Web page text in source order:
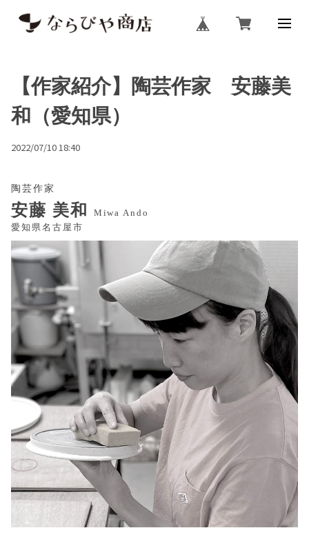
【作家紹介】陶芸作家 安藤美
和（愛知県）
2022/07/10 18:40
陶芸作家
安藤 美和
Miwa Ando
愛知県名古屋市